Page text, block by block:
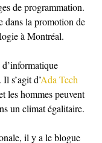
de programmation.
dans la promotion de
à Montréal.
s’agit d’Ada Tech
les hommes peuvent
un climat égalitaire.
il y a le blogue